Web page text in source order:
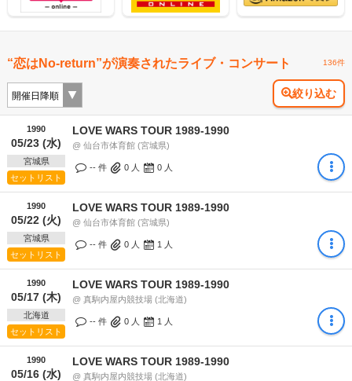
“恋はNo-return”が演奏されたライブ・コンサート 136件
絞り込む
1990
05/23 (水)
宮城県
セットリスト
LOVE WARS TOUR 1989-1990
@ 仙台市体育館 (宮城県)
-- 件 0 人 0 人
1990
05/22 (火)
宮城県
セットリスト
LOVE WARS TOUR 1989-1990
@ 仙台市体育館 (宮城県)
-- 件 0 人 1 人
1990
05/17 (木)
北海道
セットリスト
LOVE WARS TOUR 1989-1990
@ 真駒内屋内競技場 (北海道)
-- 件 0 人 1 人
1990
05/16 (水)
LOVE WARS TOUR 1989-1990
@ 真駒内屋内競技場 (北海道)